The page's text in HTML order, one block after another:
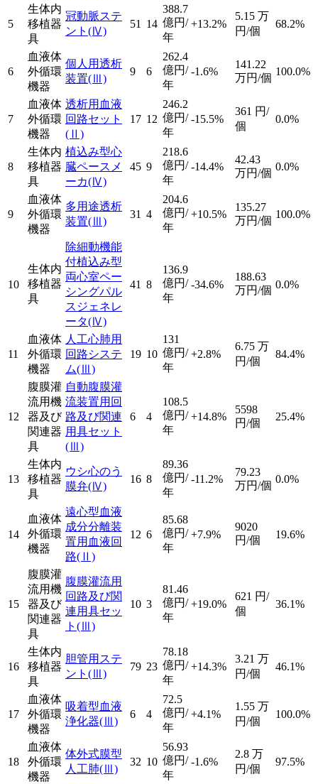
5
生体内
移植器
具
冠動脈ステ
ント (Ⅳ)
51 14
388.7
億円/
年
+13.2%
5.15 万
円/個
68.2%
6
血液体
外循環
機器
個人用透析
装置(Ⅲ)
9 6
262.4
億円/
年
-1.6%
141.22
万円/個
100.0%
7
血液体
外循環
機器
透析用血液
回路セット
(Ⅱ)
17 12
246.2
億円/
年
-15.5%
361 円/
個
0.0%
8
生体内
移植器
具
植込み型心
臓ペースメ
ーカ(Ⅳ)
45 9
218.6
億円/
年
-14.4%
42.43
万円/個
0.0%
9
血液体
外循環
機器
多用途透析
装置(Ⅲ)
31 4
204.6
億円/
年
+10.5%
135.27
万円/個
100.0%
10
生体内
移植器
具
除細動機能
付植込み型
両心室ペー
シングパル
スジェネレ
ータ(Ⅳ)
41 8
136.9
億円/
年
-34.6%
188.63
万円/個 0.0%
11
血液体
外循環
機器
人工心肺用
回路システ
ム(Ⅲ)
19 10
131
億円/
年
+2.8%
6.75 万
円/個
84.4%
12
腹膜灌
流用機
器及び
関連器
具
自動腹膜灌
流装置用回
路及び関連
用具セット
(Ⅲ)
6 4
108.5
億円/
年
+14.8%
5598
円/個
25.4%
13
生体内
移植器
具
ウシ心のう
膜弁(Ⅳ)
16 8
89.36
億円/
年
-11.2%
79.23
万円/個
0.0%
14
血液体
外循環
機器
遠心型血液
成分分離装
置用血液回
路(Ⅱ)
12 6
85.68
億円/
年
+7.9%
9020
円/個
19.6%
15
腹膜灌
流用機
器及び
関連器
具
腹膜灌流用
回路及び関
連用具セッ
ト (Ⅲ)
10 3
81.46
億円/
年
+19.0%
621 円/
個
36.1%
16
生体内
移植器
具
胆管用ステ
ント (Ⅲ)
79 23
78.18
億円/
年
+14.3%
3.21 万
円/個
46.1%
17
血液体
外循環
機器
吸着型血液
浄化器(Ⅲ)
6 4
72.5
億円/
年
+4.1%
1.55 万
円/個
100.0%
18
血液体
外循環
機器
体外式膜型
人工肺(Ⅲ)
32 10
56.93
億円/
年
-1.6%
2.8 万
円/個
97.5%